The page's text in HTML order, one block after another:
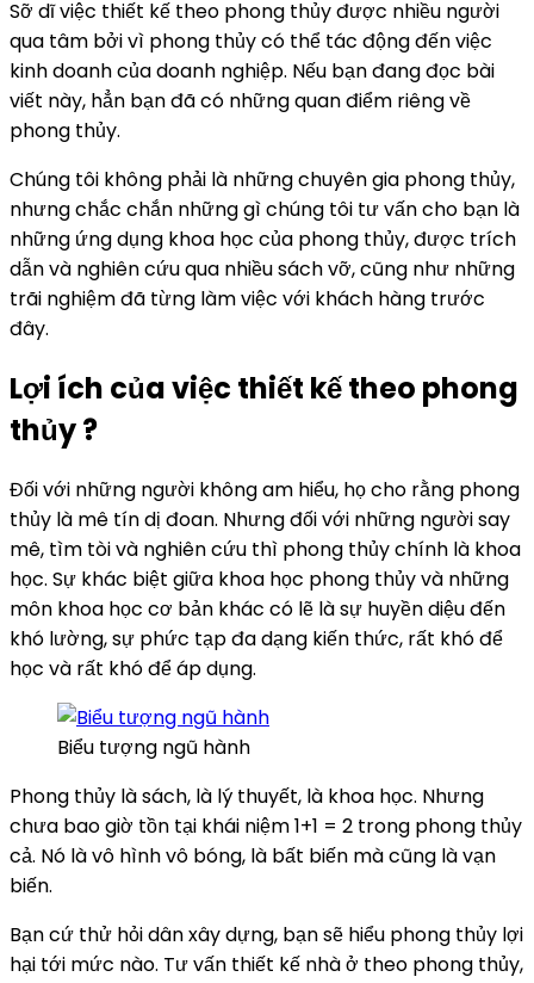
Sỡ dĩ việc thiết kế theo phong thủy được nhiều người
qua tâm bởi vì phong thủy có thể tác động đến việc
kinh doanh của doanh nghiệp. Nếu bạn đang đọc bài
viết này, hẳn bạn đã có những quan điểm riêng về
phong thủy.
Chúng tôi không phải là những chuyên gia phong thủy,
nhưng chắc chắn những gì chúng tôi tư vấn cho bạn là
những ứng dụng khoa học của phong thủy, được trích
dẫn và nghiên cứu qua nhiều sách vỡ, cũng như những
trãi nghiệm đã từng làm việc với khách hàng trước
đây.
Lợi ích của việc thiết kế theo phong
thủy ?
Đối với những người không am hiểu, họ cho rằng phong
thủy là mê tín dị đoan. Nhưng đối với những người say
mê, tìm tòi và nghiên cứu thì phong thủy chính là khoa
học. Sự khác biệt giữa khoa học phong thủy và những
môn khoa học cơ bản khác có lẽ là sự huyền diệu đến
khó lường, sự phức tạp đa dạng kiến thức, rất khó để
học và rất khó để áp dụng.
Biểu tượng ngũ hành
Phong thủy là sách, là lý thuyết, là khoa học. Nhưng
chưa bao giờ tồn tại khái niệm 1+1 = 2 trong phong thủy
cả. Nó là vô hình vô bóng, là bất biến mà cũng là vạn
biến.
Bạn cứ thử hỏi dân xây dựng, bạn sẽ hiểu phong thủy lợi
hại tới mức nào. Tư vấn thiết kế nhà ở theo phong thủy,